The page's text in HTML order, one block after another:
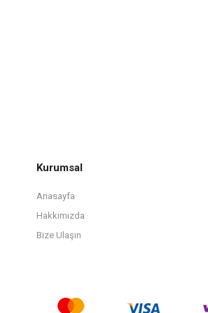
Kurumsal
Anasayfa
Hakkımızda
Bize Ulaşın